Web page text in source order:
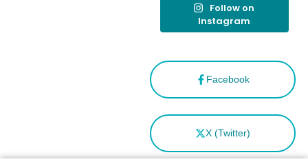
Facebook
X (Twitter)
Follow on
Instagram